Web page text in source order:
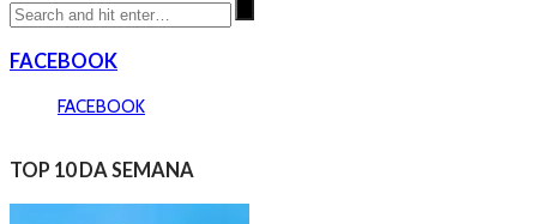
FACEBOOK
FACEBOOK
TOP 10 DA SEMANA